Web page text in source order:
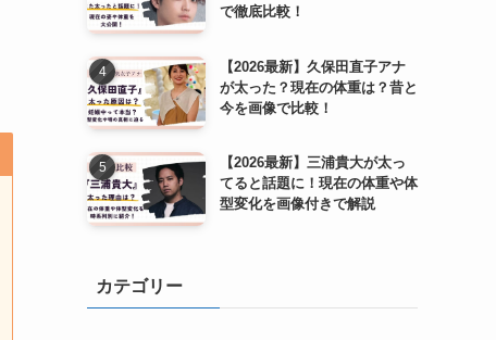
で徹底比較！
【2026最新】久保田直子アナ
が太った？現在の体重は？昔と
今を画像で比較！
【2026最新】三浦貴大が太っ
てると話題に！現在の体重や体
型変化を画像付きで解説
カテゴリー